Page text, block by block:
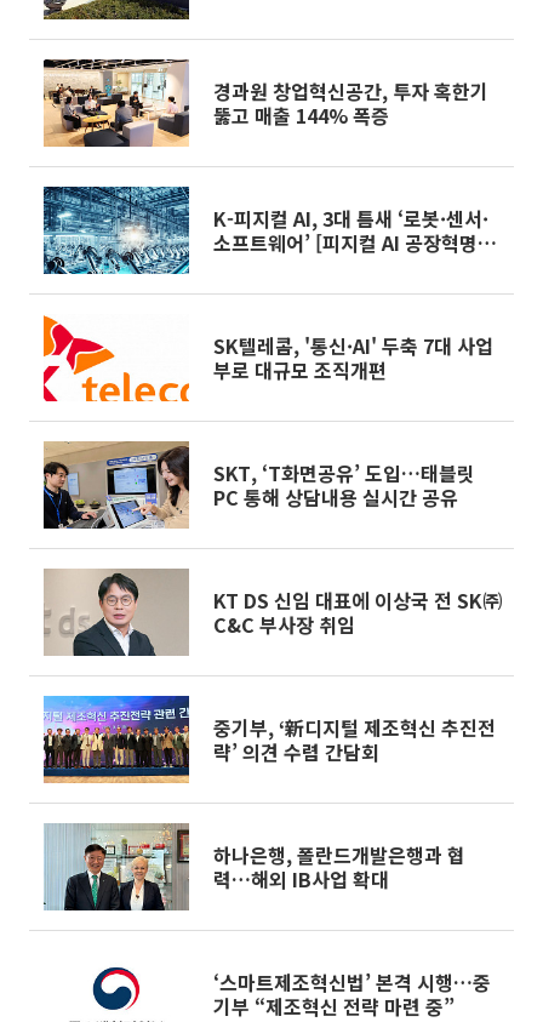
경과원 창업혁신공간, 투자 혹한기
뚫고 매출 144% 폭증
K-피지컬 AI, 3대 틈새 ‘로봇·센서·
소프트웨어’ [피지컬 AI 공장혁명
SK텔레콤, '통신·AI' 두축 7대 사업
부로 대규모 조직개편
SKT, ‘T화면공유’ 도입…태블릿
PC 통해 상담내용 실시간 공유
KT DS 신임 대표에 이상국 전 SK㈜
C&C 부사장 취임
중기부, ‘新디지털 제조혁신 추진전
략’ 의견 수렴 간담회
하나은행, 폴란드개발은행과 협
력…해외 IB사업 확대
‘스마트제조혁신법’ 본격 시행…중
기부 “제조혁신 전략 마련 중”